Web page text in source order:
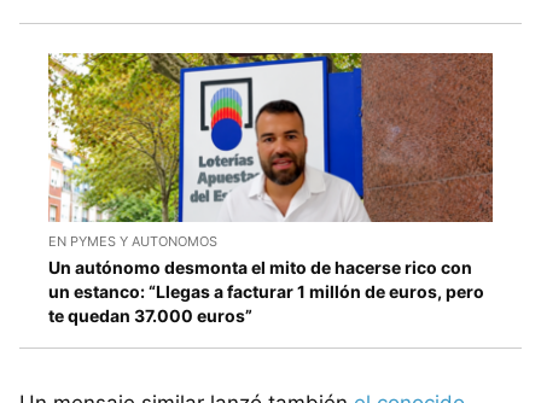
EN PYMES Y AUTONOMOS
Un autónomo desmonta el mito de hacerse rico con
un estanco: “Llegas a facturar 1 millón de euros, pero
te quedan 37.000 euros”